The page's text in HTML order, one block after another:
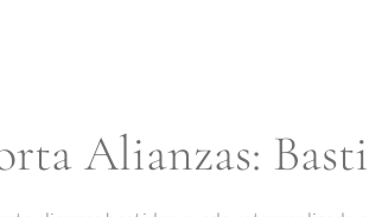
Alianzas: